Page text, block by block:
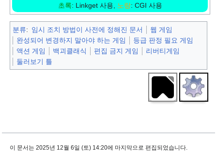
초록: Linkget 사용, 노랑: CGI 사용
분류: 임시 조치 방법이 사전에 정해진 문서
웹 게임
완성되어 변경하지 말아야 하는 게임
등급 판정 필요 게임
액션 게임
백괴클래식 편집 금지 게임
리버티게임
둘러보기 틀
이 문서는 2025년 12월 6일 (토) 14:20에 마지막으로 편집되었습니다.